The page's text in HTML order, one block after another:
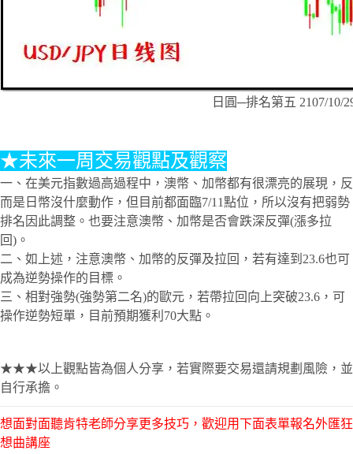
日圓─排名第五 2107/10/
★未來一周交易觀點及觀察
一、在美元指數過高過程中，澳幣、加幣都有很漂亮的展現，反
而是日幣沒什麼動作，但目前都面臨7/11點位，所以沒有把弱勢
排名因此調整。也要注意澳幣、加幣是否會跌深反彈(漲多拉
回)。
二、如上述，注意澳幣、加幣的反彈及拉回，若有達到23.6也可
成為逆勢操作的目標。
三、相對強勢(強勢第二名)的歐元，若帶拉回向上突破23.6，可
操作逆勢短單，目前預期獲利70大點。
★★★以上觀點皆為個人分享，若實際要交易還請規劃風險，並
自行承擔。
想面對面聽肯特老師分享更多技巧，歡迎用下面表單報名外匯狂
想曲講座